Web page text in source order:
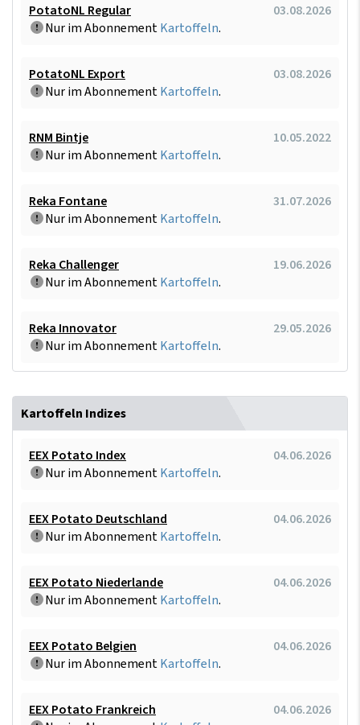
PotatoNL Regular
03.08.2026
Nur im AbonnementKartoffeln.
PotatoNL Export
03.08.2026
Nur im AbonnementKartoffeln.
RNM Bintje
10.05.2022
Nur im AbonnementKartoffeln.
Reka Fontane
31.07.2026
Nur im AbonnementKartoffeln.
Reka Challenger
19.06.2026
Nur im AbonnementKartoffeln.
Reka Innovator
29.05.2026
Nur im AbonnementKartoffeln.
Kartoffeln Indizes
EEX Potato Index
04.06.2026
Nur im AbonnementKartoffeln.
EEX Potato Deutschland
04.06.2026
Nur im AbonnementKartoffeln.
EEX Potato Niederlande
04.06.2026
Nur im AbonnementKartoffeln.
EEX Potato Belgien
04.06.2026
Nur im AbonnementKartoffeln.
EEX Potato Frankreich
04.06.2026